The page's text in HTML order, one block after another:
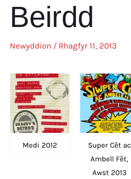
Beirdd
Newyddion / Rhagfyr 11, 2013
Medi 2012
Super Cêt ac
Ambell Fêt,
Awst 2013